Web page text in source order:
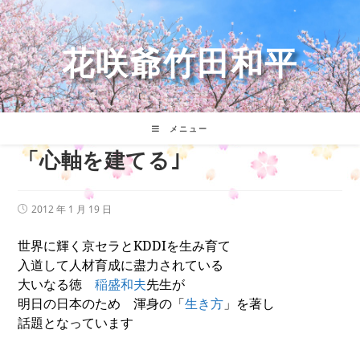
コ
ン
テ
ン
ツ
へ
ス
花咲爺竹田和平
メニュー
「心軸を建てる｣
投
開
日:
2012 年 1 月 19 日
世界に輝く京セラとKDDIを生み育て
入道して人材育成に盡力されている
大いなる徳稲盛和夫先生が
明日の日本のため 渾身の「生き方 」を著し
話題となっています